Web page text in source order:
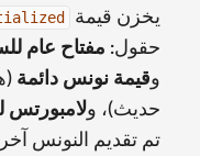
يخزن قيمة
حقول: مفتاح عام
وقيمة نونس دائمة
حديث)، ولامبورتس
تم تقديم النونس